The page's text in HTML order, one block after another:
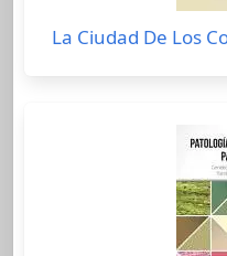
La Ciudad De Los